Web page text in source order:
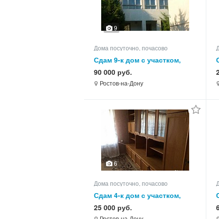
9
Дома посуточно, почасово
Сдам 9-к дом с участком,
220.0 кв.м, этажей 2
90 000 руб.
Ростов-на-Дону
6
Дома посуточно, почасово
Сдам 4-к дом с участком,
60.0 кв.м, этажей 1
25 000 руб.